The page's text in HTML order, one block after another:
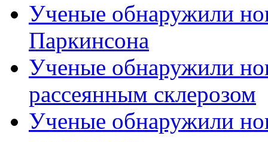
Ученые обнаружили
Паркинсона
Ученые обнаружили
рассеянным склерозом
Ученые обнаружили